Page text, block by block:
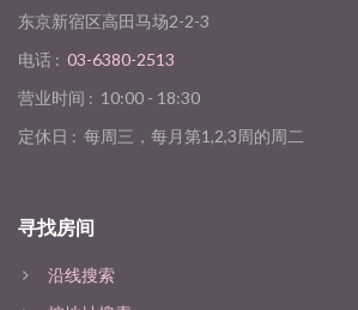
东京新宿区高田马场2-2-3
电话 : 03-6380-2513
营业时间 : 10:00 - 18:30
定休日 : 每周三，每月第1,2,3周的周二
寻找房间
沿线搜索